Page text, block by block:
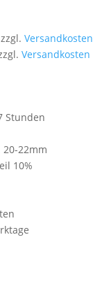
zzgl. Versandkosten
Versandkosten
Stunden
20-22mm
10%